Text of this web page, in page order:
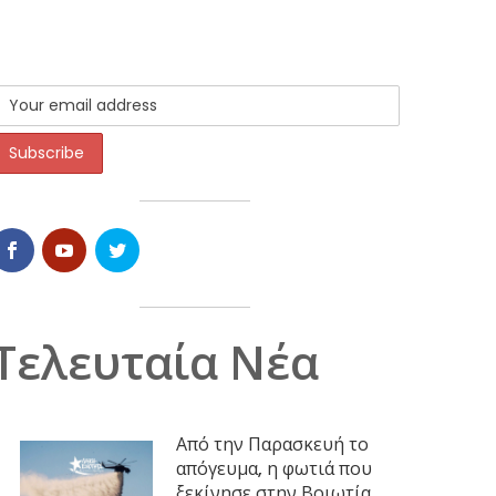
Νέα
Από την Παρασκευή το
απόγευμα, η φωτιά που